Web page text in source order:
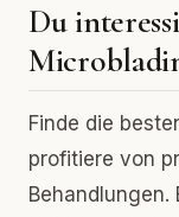
Du
Finde die
profitiere von
Behandlungen.